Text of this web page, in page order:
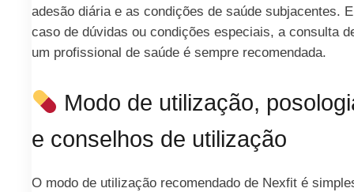
adesão diária e as condições de saúde subjacentes.
caso de dúvidas ou condições especiais, a consulta
um profissional de saúde é sempre recomendada.
Modo de utilização,
e conselhos de utilização
O modo de utilização recomendado de Nexfit é